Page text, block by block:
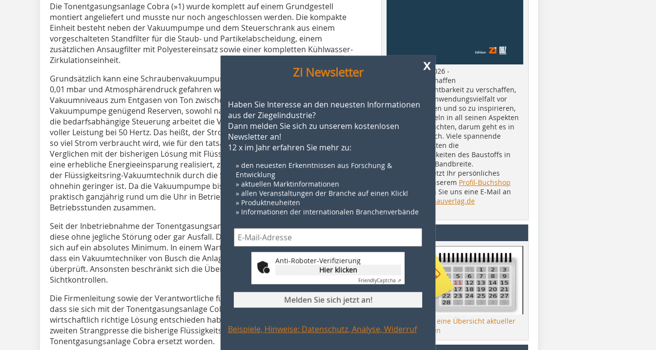
Die Tonentgasungsanlage Cobra (»1) wurde komplett auf einem Grundgestell
montiert angeliefert und musste nur noch angeschlossen werden. Die kompakte
Einheit besteht neben der Vakuumpumpe und dem Steuerschrank aus einem
vorgeschalteten Standfilter für die Staub- und Partikelabscheidung, einem
zusätzlichen Ansaugfilter mit Polyestereinsatz sowie einer kompletten Kühlwasser-
Zirkulationseinheit.
Grundsätzlich kann eine Schraubenvakuumpumpe Cobra (
) bei Drücken zwischen
0,01 mbar und Atmosphärendruck gefahren werden. Da die üblichen
Vakuumniveaus zum Entgasen von Ton zwischen 50 und 100 mbar liegen, hat die
Vakuumpumpe genügend Reserven, sowohl nach unten als auch nach oben. Durch
die bedarfsabhängige Steuerung arbeitet die Vakuumpumpe Cobra fast nie mit
voller Leistung bei 50 Hertz. Das heißt, der Stromverbrauch reduziert sich, weil nur
so viel Strom verbraucht wird, wie für den tatsächlichen Bedarf notwendig ist.
Verglichen mit der bisherigen Lösung mit Flüssigkeitsring-Vakuumpumpe wird so
eine erhebliche Energieeinsparung realisiert, zumal die Stromaufnahme gegenüber
der Flüssigkeitsring-Vakuumtechnik durch die Schraubenvakuumtechnologie
ohnehin geringer ist. Da die Vakuumpumpe bis auf kurze Unterbrechungen
praktisch ganzjährig rund um die Uhr in Betrieb ist, kommen pro Jahr um die 8 000
Betriebsstunden zusammen.
Seit der Inbetriebnahme der Tonentgasungsanlage Cobra im April 2018 arbeitet
diese ohne jegliche Störung oder gar Ausfall. Die Wartungsarbeiten beschränken
sich auf ein absolutes Minimum. In einem Wartungsvertrag mit Busch ist festgelegt,
dass ein Vakuumtechniker von Busch die Anlage einmal jährlich wartet und
überprüft. Ansonsten beschränkt sich die Überprüfung auf regelmäßige
Sichtkontrollen.
Die Firmenleitung sowie der Verantwortliche für die Instandhaltung sind sich einig,
dass sie sich mit der Tonentgasungsanlage Cobra für die technisch und
wirtschaftlich richtige Lösung entschieden haben. Deshalb ist jetzt auch an der
zweiten Strangpresse die bisherige Flüssigkeitsring-Vakuumpumpe durch eine
Tonentgasungsanlage Cobra ersetzt worden.
x
Zi Newsletter
Haben Sie Interesse an den neuesten Informationen
aus der Ziegelindustrie?
Dann melden Sie sich zu unserem kostenlosen
Newsletter an!
12 x im Jahr erfahren Sie mehr zu:
» den neuesten Erkenntnissen aus Forschung &
Entwicklung
» aktuellen Marktinformationen
» allen Veranstaltungen der Branche auf einen Klick!
» Produktneuheiten
» Informationen der internationalen Branchenverbände
Anti-Roboter-Verifizierung
Hier klicken
FriendlyCaptcha ⇗
Melden Sie sich jetzt an!
Beispiele, Hinweise: Datenschutz, Analyse, Widerruf
Bricks Ziegel 2026 -
Sichtbarkeit schaffen
Dem Ziegel Sichtbarkeit zu verschaffen,
ihn in seiner Anwendungsvielfalt vor
Augen zu führen und so zu inspirieren,
sowie das Ziegeln in all seinen Aspekten
näher zu beleuchten, darum geht es in
diesem Jahrbuch. Viele spannende
Artikel beleuchten die
Einsatzmöglichkeiten des Baustoffs in
seiner ganzen Bandbreite.
Bestellen Sie jetzt Ihr persönliches
Exemplar in unserem Profil-Buchshop
oder schreiben Sie uns eine E-Mail an
leserservice@bauverlag.de
Zur Bestellung
Events
Hier finden Sie eine Übersicht aktueller
Veranstaltungen